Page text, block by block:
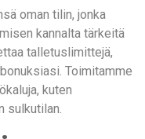
oman tilin, jonka
kannalta tärkeitä
talletuslimittejä,
Toimitamme
kuten
sulkutilan.